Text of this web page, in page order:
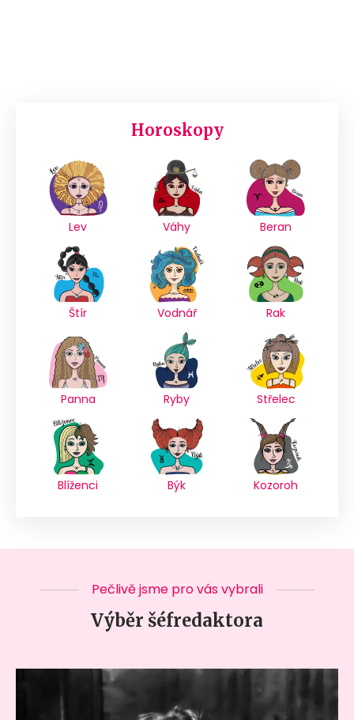
Horoskopy
Lev Váhy Beran
Štír Vodnář Rak
Panna Ryby Střelec
Blíženci Býk Kozoroh
Pečlivě jsme pro vás vybrali
Výběr šéfredaktora